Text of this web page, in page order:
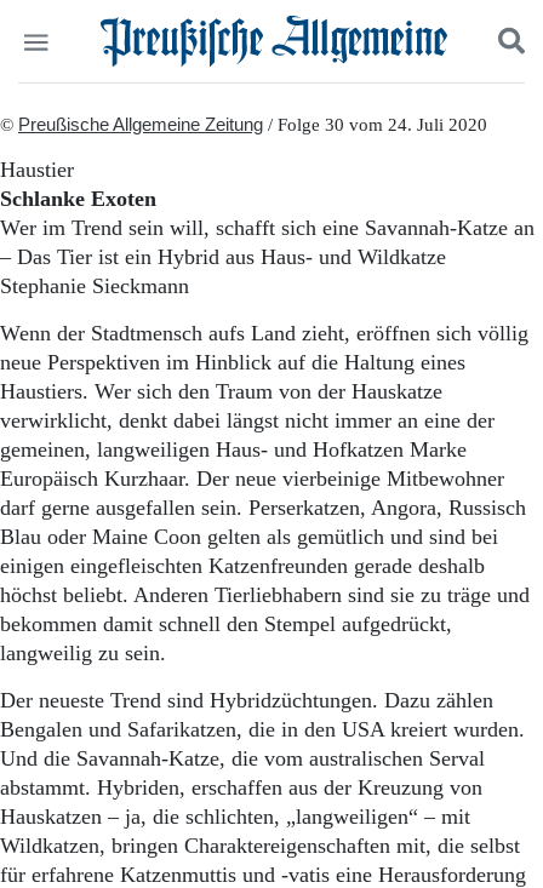
Start
Wer wir sind
Aktuelle Ausgabe
Abonnenten-Login
Abonnent werden
Abo Prämien
Politik
Gesellschaft
Leben
Pommern
Berlin-Brandenburg
Schlesien
Danzig und Westpreußen
Bücher
Kontakt
Impressum
Datenschutz
Suchen und finden
© Preußische Allgemeine Zeitung / Folge 30 vom 24. Juli 2020
Haustier
Schlanke Exoten
Wer im Trend sein will, schafft sich eine Savannah-Katze an
– Das Tier ist ein Hybrid aus Haus- und Wildkatze
Stephanie Sieckmann
Wenn der Stadtmensch aufs Land zieht, eröffnen sich völlig
neue Perspektiven im Hinblick auf die Haltung eines
Haustiers. Wer sich den Traum von der Hauskatze
verwirklicht, denkt dabei längst nicht immer an eine der
gemeinen, langweiligen Haus- und Hofkatzen Marke
Europäisch Kurzhaar. Der neue vierbeinige Mitbewohner
darf gerne ausgefallen sein. Perserkatzen, Angora, Russisch
Blau oder Maine Coon gelten als gemütlich und sind bei
einigen eingefleischten Katzenfreunden gerade deshalb
höchst beliebt. Anderen Tierliebhabern sind sie zu träge und
bekommen damit schnell den Stempel aufgedrückt,
langweilig zu sein.
Der neueste Trend sind Hybridzüchtungen. Dazu zählen
Bengalen und Safarikatzen, die in den USA kreiert wurden.
Und die Savannah-Katze, die vom australischen Serval
abstammt. Hybriden, erschaffen aus der Kreuzung von
Hauskatzen – ja, die schlichten, „langweiligen“ – mit
Wildkatzen, bringen Charaktereigenschaften mit, die selbst
für erfahrene Katzenmuttis und -vatis eine Herausforderung